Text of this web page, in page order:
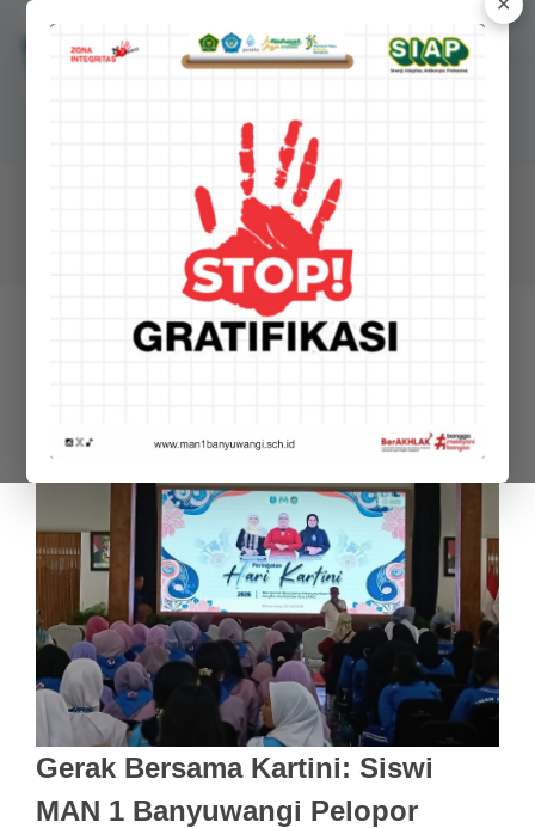
MANSAWANGI
Madrasah Aliyah Negeri 1 Banyuwangi
BERITA
Gerak Bersama Kartini: Siswi
MAN 1 Banyuwangi Pelopor